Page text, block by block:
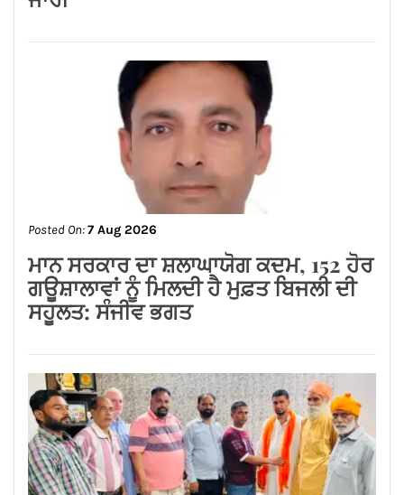
Posted On:7 Aug 2026
ਮਾਨ ਸਰਕਾਰ ਦਾ ਸ਼ਲਾਘਾਯੋਗ ਕਦਮ, 152 ਹੋਰ
ਗਊਸ਼ਾਲਾਵਾਂ ਨੂੰ ਮਿਲਦੀ ਹੈ ਮੁਫ਼ਤ ਬਿਜਲੀ ਦੀ
ਸਹੂਲਤ: ਸੰਜੀਵ ਭਗਤ